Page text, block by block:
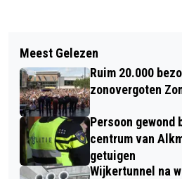
DEBATWEDSTRIJD
VONK IN STADHUIS
VANDAAG IN HET
NAAR DE
Meest Gelezen
Ruim 20.000
zonovergoten
Persoon
centrum van
getuigen
Wijkertunnel na